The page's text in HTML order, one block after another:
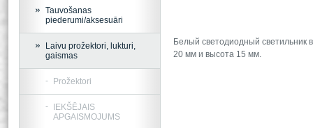
Белый светодиодный светильник
20 мм и высота 15 мм.
Tauvošanas
piederumi/aksesuāri
Laivu prožektori, lukturi,
gaismas
Prožektori
IEKŠĒJAIS
APGAISMOJUMS